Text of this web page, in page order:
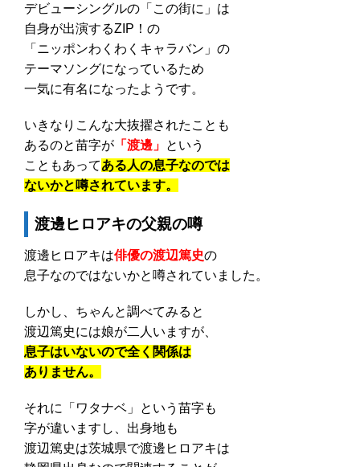
デビューシングルの「この街に」は
自身が出演するZIP！の
「ニッポンわくわくキャラバン」の
テーマソングになっているため
一気に有名になったようです。
いきなりこんな大抜擢されたことも
あるのと苗字が 「渡邊」 という
こともあってある人の息子なのでは
ないかと噂されています。
渡邊ヒロアキの父親の噂
渡邊ヒロアキは俳優の渡辺篤史の
息子なのではないかと噂されていました。
しかし、ちゃんと調べてみると
渡辺篤史には娘が二人いますが、
息子はいないので全く関係は
ありません。
それに「ワタナベ」という苗字も
字が違いますし、出身地も
渡辺篤史は茨城県で渡邊ヒロアキは